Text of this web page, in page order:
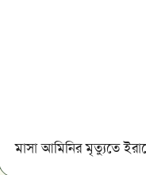
মাসা আমিনির মৃত্যুতে